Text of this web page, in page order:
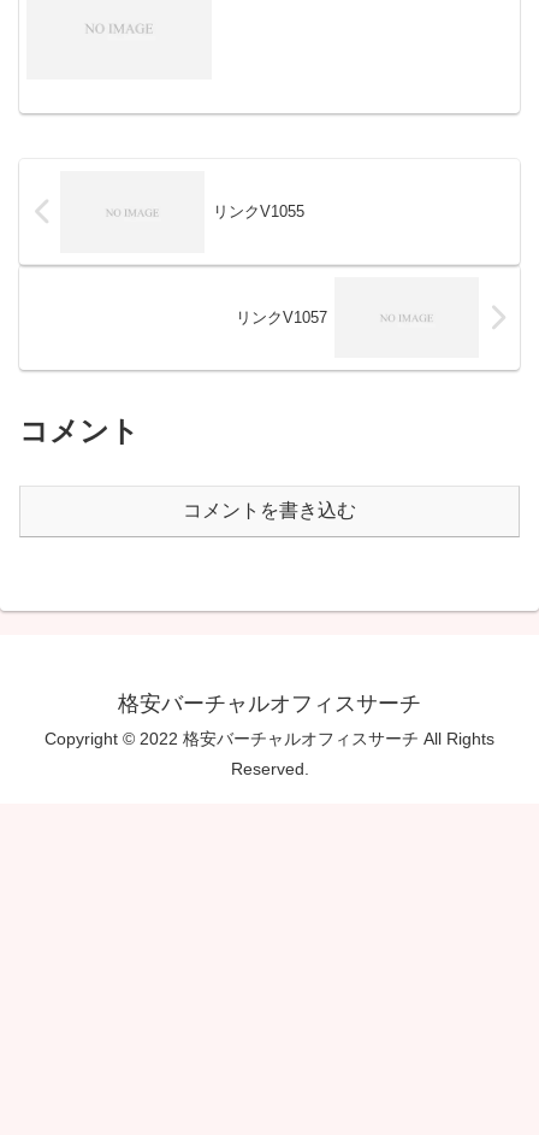
リンクV1055
リンクV1057
コメント
コメントを書き込む
格安バーチャルオフィスサーチ
Copyright © 2022 格安バーチャルオフィスサーチ All Rights
Reserved.